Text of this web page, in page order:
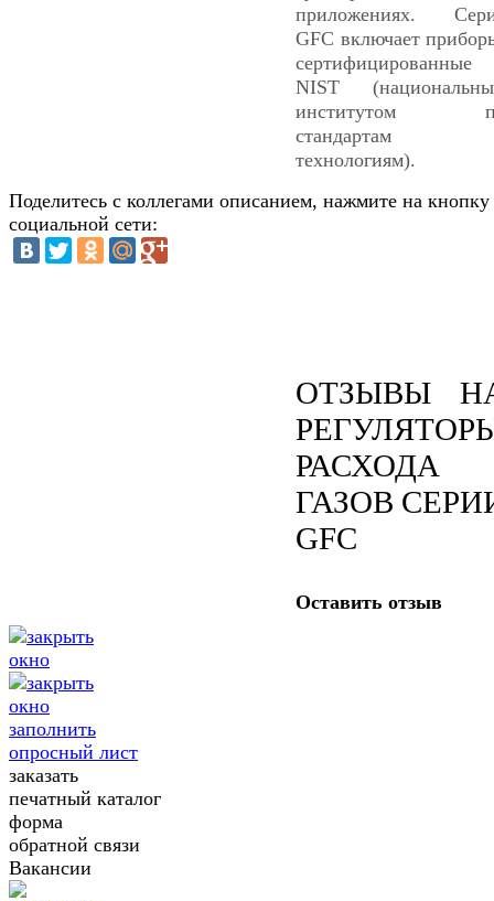
приложениях.
GFC включает
сертифицированные
NIST
институтом
стандартам
технологиям).
Поделитесь с коллегами описанием, нажмите на кнопку
социальной сети:
ОТЗЫВЫ
РАСХОДА
ГАЗОВ
GFC
Оставить отзыв
заполнить
опросный лист
заказать
печатный каталог
форма
обратной связи
Вакансии